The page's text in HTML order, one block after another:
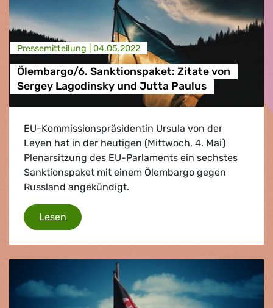
Presse­mitteilung | 04.05.2022
Ölembargo/6. Sanktionspaket: Zitate von
Sergey Lagodinsky und Jutta Paulus
EU-Kommissionspräsidentin Ursula von der
Leyen hat in der heutigen (Mittwoch, 4. Mai)
Plenarsitzung des EU-Parlaments ein sechstes
Sanktionspaket mit einem Ölembargo gegen
Russland angekündigt.
Lesen Ölembargo/6. Sanktionspaket: Zitate von